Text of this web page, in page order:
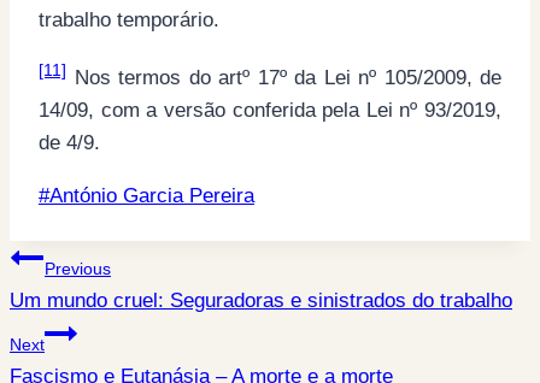
trabalho temporário.
[11] Nos termos do artº 17º da Lei nº 105/2009, de
14/09, com a versão conferida pela Lei nº 93/2019,
de 4/9.
Post
#António Garcia Pereira
Post
navigation
Previous
Um mundo cruel: Seguradoras e sinistrados do trabalho
Next
Fascismo e Eutanásia – A morte e a morte